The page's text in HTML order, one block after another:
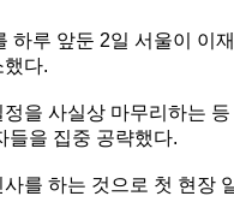
하루 앞둔 2일 서울이 이
다.
을 사실상 마무리하는
들을 집중 공략했다.
를 하는 것으로 첫 현장